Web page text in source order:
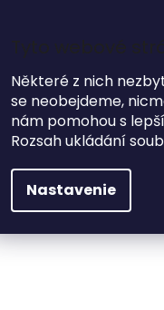
Tyto webové
Některé z nich
se neobejdeme,
nám pomohou s
Rozsah ukládání
Nastavenie
HĽADAŤ
Dřevěná kravata